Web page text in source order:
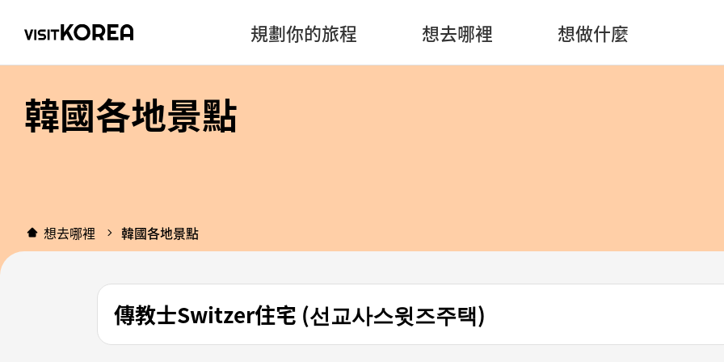
規劃你的旅程 想去哪裡 想做什麼
韓國各地景點
想去哪裡 韓國各地景點
傳教士Switzer住宅 (선교사스윗즈주택)